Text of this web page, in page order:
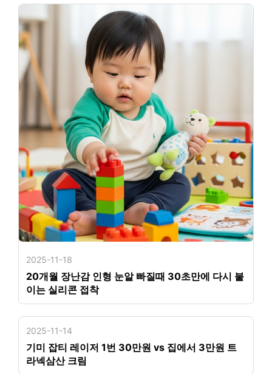
2025-11-18
20개월 장난감 인형 눈알 빠질때 30초만에 다시 붙
이는 실리콘 접착
2025-11-14
기미 잡티 레이저 1번 30만원 vs 집에서 3만원 트
라넥삼산 크림